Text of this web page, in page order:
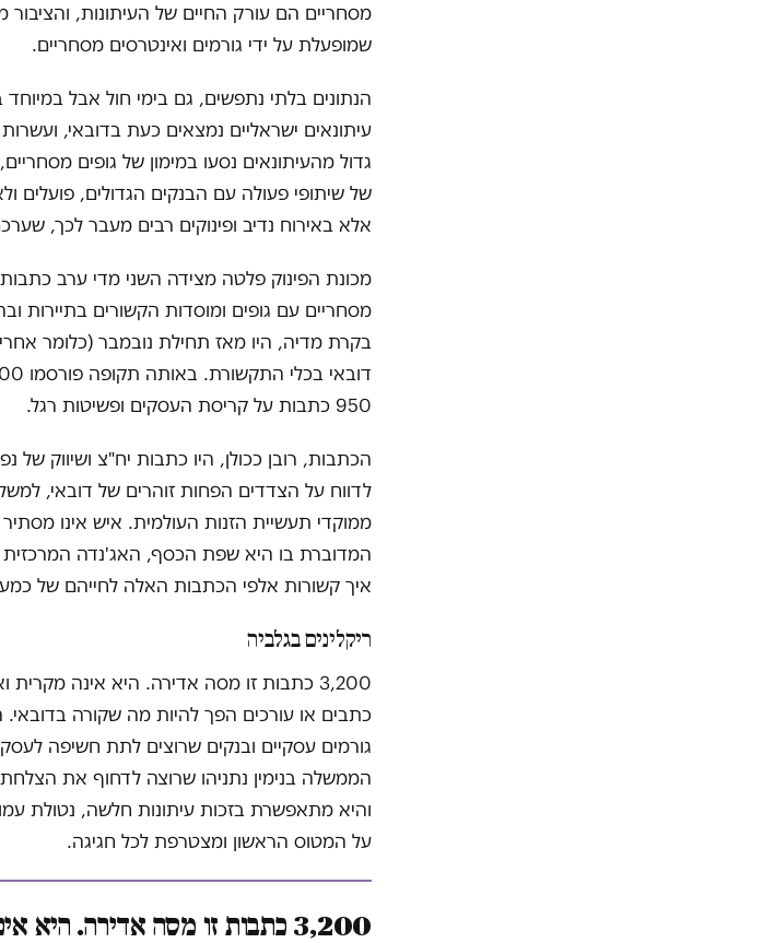
מסחריים הם עורק החיים של העיתונות, והציבור
שמופעלת על ידי גורמים ואינטרסים מסחריים.
הנתונים בלתי נתפשים, גם בימי חול אבל
עיתונאים ישראליים נמצאים כעת בדובאי,
גדול מהעיתונאים נסעו במימון של גופים
של שיתופי פעולה עם הבנקים הגדולים, פועלים
אלא באירוח נדיב ופינוקים רבים מעבר לכך,
מכונת הפינוק פלטה מצידה השני מדי ערב
מסחריים עם גופים ומוסדות הקשורים בתיירות
950 כתבות על קריסת העסקים ופשיטות רגל.
הכתבות, רובן ככולן, היו כתבות יח"צ ושיווק
לדווח על הצדדים הפחות זוהרים של דובאי,
ממוקדי תעשיית הזנות העולמית. איש אינו
המדוברת בו היא שפת הכסף, האג'נדה המרכזית
איך קשורות אלפי הכתבות האלה לחייהם של
ריקלינים בגלביה
3,200 כתבות זו מסה אדירה. היא אינה
כתבים או עורכים הפך להיות מה שקורה בדובאי.
גורמים עסקיים ובנקים שרוצים לתת חשיפה
הממשלה בנימין נתניהו שרוצה לדחוף את
והיא מתאפשרת בזכות עיתונות חלשה, נטולת
על המטוס הראשון ומצטרפת לכל חגיגה.
3,200 כתבות זו מסה אדירה.